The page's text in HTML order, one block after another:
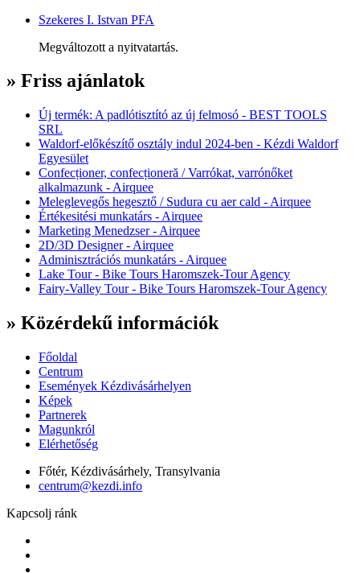
Szekeres I. Istvan PFA
Megváltozott a nyitvatartás.
» Friss ajánlatok
Új termék: A padlótisztító az új felmosó - BEST TOOLS
SRL
Waldorf-előkészítő osztály indul 2024-ben - Kézdi Waldorf
Egyesület
Confecționer, confecționeră / Varrókat, varrónőket
alkalmazunk - Airquee
Meleglevegős hegesztő / Sudura cu aer cald - Airquee
Értékesitési munkatárs - Airquee
Marketing Menedzser - Airquee
2D/3D Designer - Airquee
Adminisztrációs munkatárs - Airquee
Lake Tour - Bike Tours Haromszek-Tour Agency
Fairy-Valley Tour - Bike Tours Haromszek-Tour Agency
» Közérdekű információk
Főoldal
Centrum
Események Kézdivásárhelyen
Képek
Partnerek
Magunkról
Elérhetőség
Főtér, Kézdivásárhely, Transylvania
centrum@kezdi.info
Kapcsolj ránk